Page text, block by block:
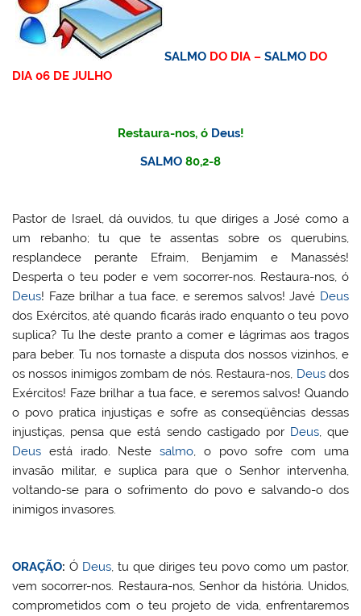
SALMO DO DIA –SALMO DO
DIA 06 DE JULHO
Restaura-nos, ó Deus!
SALMO 80,2-8
Pastor de Israel, dá ouvidos, tu que diriges a José como a
um rebanho; tu que te assentas sobre os querubins,
resplandece perante Efraim, Benjamim e Manassés!
Desperta o teu poder e vem socorrer-nos. Restaura-nos, ó
Deus! Faze brilhar a tua face, e seremos salvos! Javé Deus
dos Exércitos, até quando ficarás irado enquanto o teu povo
suplica? Tu lhe deste pranto a comer e lágrimas aos tragos
para beber. Tu nos tornaste a disputa dos nossos vizinhos, e
os nossos inimigos zombam de nós. Restaura-nos, Deusdos
Exércitos! Faze brilhar a tua face, e seremos salvos! Quando
o povo pratica injustiças e sofre as conseqüências dessas
injustiças, pensa que está sendo castigado por Deus, que
Deus está irado. Nestesalmo, o povo sofre com uma
invasão militar, e suplica para que o Senhor intervenha,
voltando-se para o sofrimento do povo e salvando-o dos
inimigos invasores.
ORAÇÃO:Ó Deus , tu que diriges teu povo como um pastor,
vem socorrer-nos. Restaura-nos, Senhor da história. Unidos,
comprometidos com o teu projeto de vida, enfrentaremos